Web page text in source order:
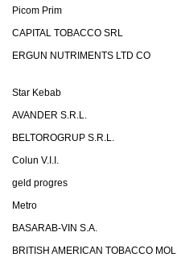
Picom Prim
CAPITAL TOBACCO SRL
ERGUN NUTRIMENTS LTD CO
Star Kebab
AVANDER S.R.L.
BELTOROGRUP S.R.L.
Colun V.I.I.
geld progres
Metro
BASARAB-VIN S.A.
BRITISH AMERICAN TOBACCO